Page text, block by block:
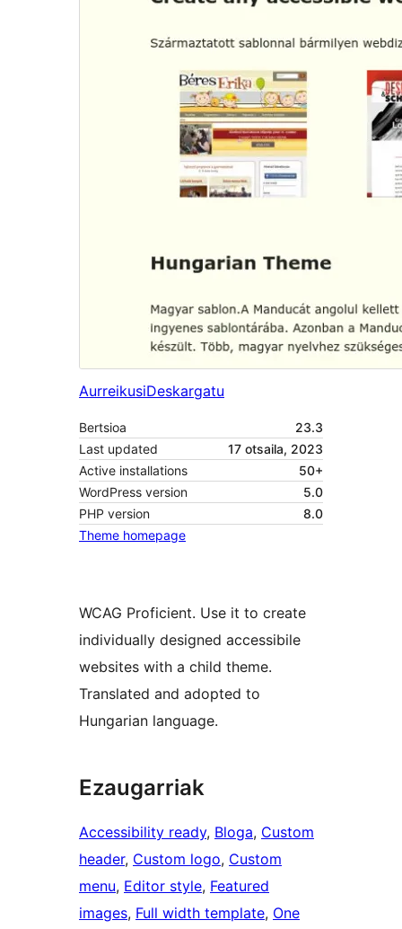
AurreikusiDeskargatu
Bertsioa
23.3
Last updated
17 otsaila, 2023
Active installations
50+
WordPress version
5.0
PHP version
8.0
Theme homepage
WCAG Proficient. Use it to create
individually designed accessibile
websites with a child theme.
Translated and adopted to
Hungarian language.
Ezaugarriak
Accessibility ready, Bloga, Custom
header, Custom logo, Custom
menu, Editor style, Featured
images, Full width template, One